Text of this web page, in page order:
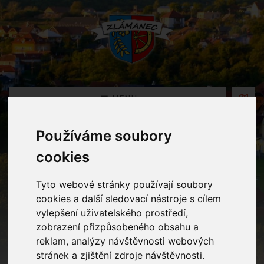
Používáme soubory
cookies
Tyto webové stránky používají soubory
cookies a další sledovací nástroje s cílem
vylepšení uživatelského prostředí,
zobrazení přizpůsobeného obsahu a
reklam, analýzy návštěvnosti webových
stránek a zjištění zdroje návštěvnosti.
MENU
Oznámení
Planetárium Morava
23.02.2026 v kategoriiMateřská školka